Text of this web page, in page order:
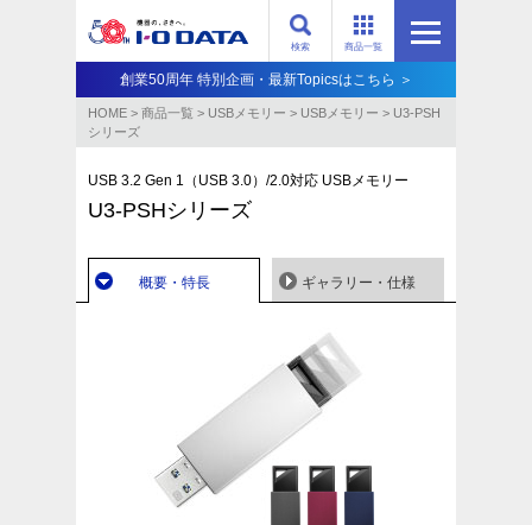
商品一覧
検索
創業50周年 特別企画・最新Topicsはこちら ＞
HOME > 商品一覧 > USBメモリー > USBメモリー > U3-PSH
シリーズ
USB 3.2 Gen 1（USB 3.0）/2.0対応 USBメモリー
U3-PSHシリーズ
概要・特長 ギャラリー・仕様